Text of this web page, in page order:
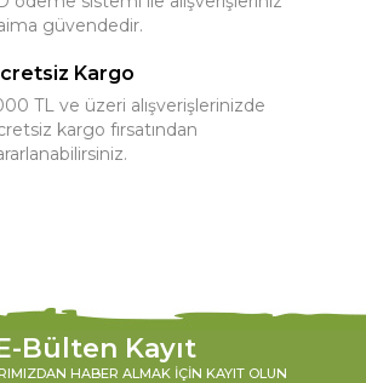
güvendedir.
Kargo
TL ve üzeri alışverişlerinizde
kargo fırsatından
Bülten Kayıt
HABER ALMAK İÇIN KAYIT OLUN